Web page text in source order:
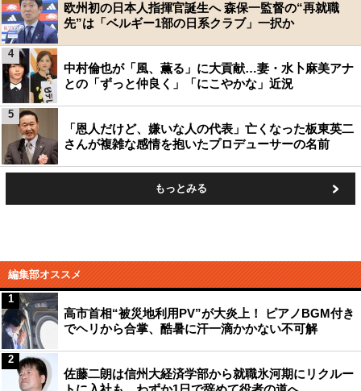
欧州初の日本人指揮官誕生へ 森保一監督の“再就職
先”は「ベルギー1部の日系クラブ」一択か
中村倫也が「風、薫る」に大貢献…妻・水卜麻美アナ
との「ずっと仲良く」「にこやかな」近況
4
「恩人だけど、嫌いな人の代表」亡くなった板東英二
さんが複雑な感情を抱いたプロデューサーの名前
5
もっとみる
編集部オススメ
高市首相“被災地利用PV”が大炎上！ ピアノBGM付き
でヘリから合掌、酷暑に汗一滴かかない不可解
1
佐藤二朗は信州大経済学部から就職氷河期にリクルー
2